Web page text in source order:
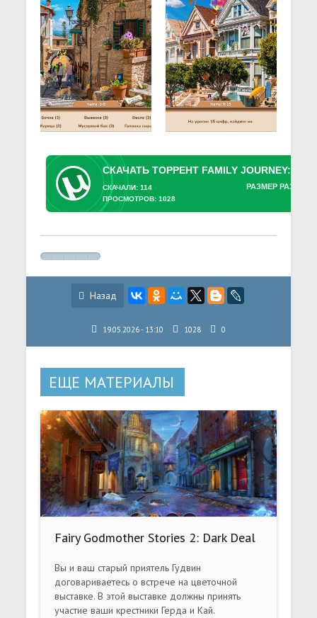
РАЗМЕР
СКАЧАЛИ: 114
ПРОСМОТРОВ: 1028
Назад
19.05.2026 - 13:10 1028 0
ЕЩЕ МАТЕРИАЛЫ
Fairy Godmother Stories 2: Dark Deal
Крестной 2: Сделка Коллекционное
издание (2020) PC
Вы и ваш старый приятель Гудвин
договариваетесь о встрече на цветочной
выставке. В этой выставке должны принять
участие ваши крестники Герда и Кай.